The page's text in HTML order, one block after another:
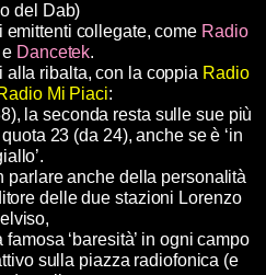
del Dab)
emittenti collegate, come Radio
e Dancetek.
alla ribalta, con la coppia Radio
Mi Piaci:
la seconda resta sulle sue più
23 (da 24), anche se è ‘in
parlare anche della personalità
delle due stazioni Lorenzo
‘baresità’ in ogni campo
sulla piazza radiofonica (e